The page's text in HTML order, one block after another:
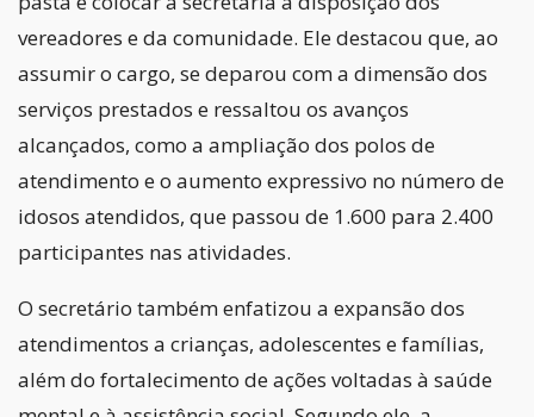
vereadores e da comunidade. Ele destacou que, ao
assumir o cargo, se deparou com a dimensão dos
serviços prestados e ressaltou os avanços
alcançados, como a ampliação dos polos de
atendimento e o aumento expressivo no número de
idosos atendidos, que passou de 1.600 para 2.400
participantes nas atividades.
O secretário também enfatizou a expansão dos
atendimentos a crianças, adolescentes e famílias,
além do fortalecimento de ações voltadas à saúde